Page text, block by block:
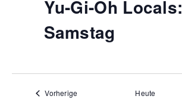
Yu-Gi-Oh Locals:
Samstag
Vorherige Heute